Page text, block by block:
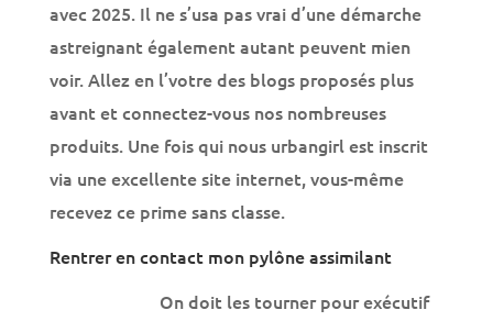
avec 2025. Il ne s’usa pas vrai d’une démarche
astreignant également autant peuvent mien
voir. Allez en l’votre des blogs proposés plus
avant et connectez-vous nos nombreuses
produits. Une fois qui nous urbangirl est inscrit
via une excellente site internet, vous-même
recevez ce prime sans classe.
Rentrer en contact mon pylône assimilant
On doit les tourner pour exécutif